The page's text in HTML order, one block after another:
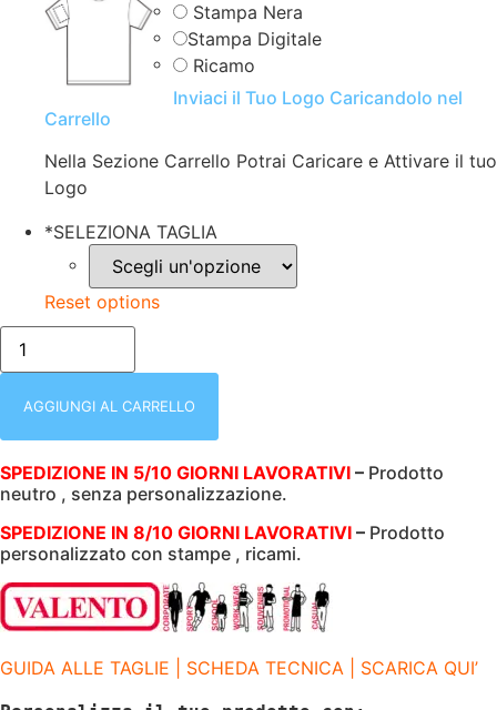
Stampa Nera
Stampa Digitale
Ricamo
Inviaci il Tuo Logo Caricandolo nel
Carrello
Nella Sezione Carrello Potrai Caricare e Attivare il tuo
Logo
*SELEZIONA TAGLIA
Reset options
BIKE
ARANCIONE
VALENTO
UOMO
MANICA
CORTA
100%
COTONE
|
135
GR/M2
quantità
AGGIUNGI AL CARRELLO
SPEDIZIONE IN 5/10 GIORNI LAVORATIVI – Prodotto
neutro , senza personalizzazione.
SPEDIZIONE IN 8/10 GIORNI LAVORATIVI – Prodotto
personalizzato con stampe , ricami.
GUIDA ALLE TAGLIE | SCHEDA TECNICA | SCARICA QUI’